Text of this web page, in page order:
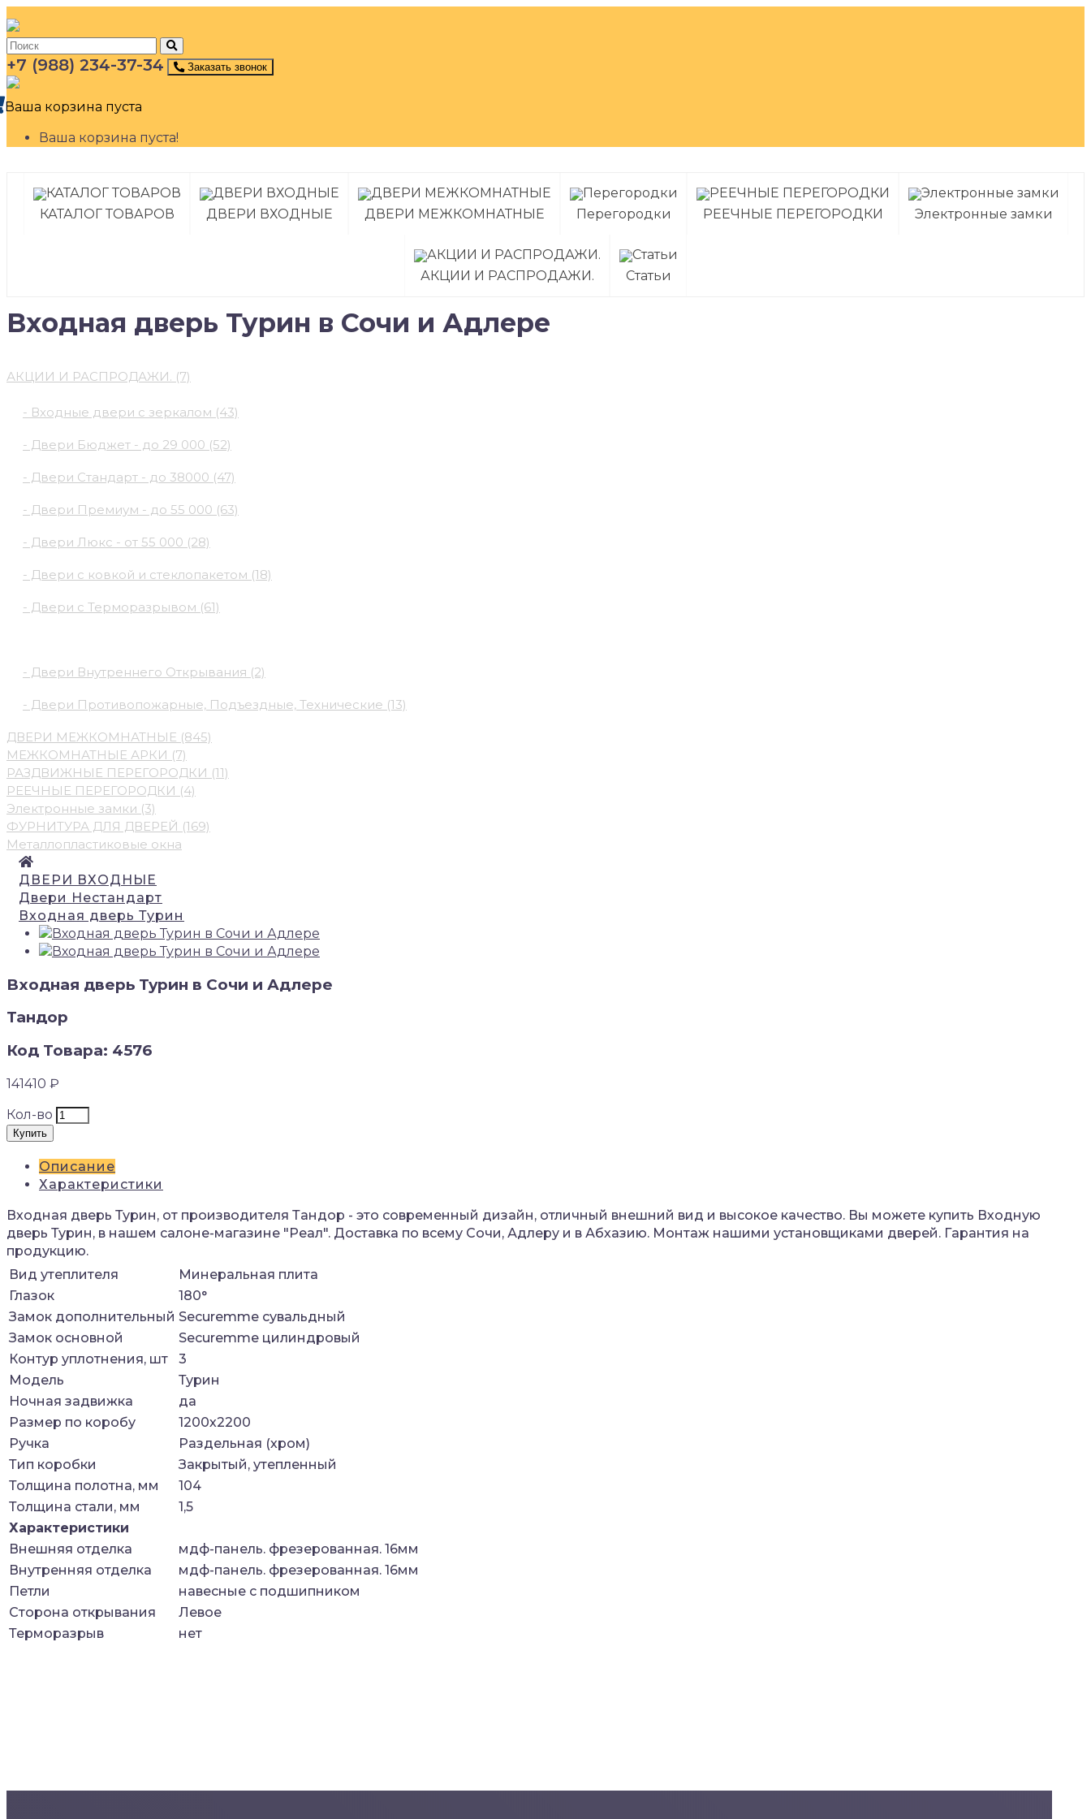
+7 (988) 234-37-34 Заказать звонок
Ваша корзина пуста
Ваша корзина пуста!
КАТАЛОГ ТОВАРОВ ДВЕРИ ВХОДНЫЕ ДВЕРИ МЕЖКОМНАТНЫЕ Перегородки РЕЕЧНЫЕ ПЕРЕГОРОДКИ Электронные замки
АКЦИИ И РАСПРОДАЖИ. Статьи
Входная дверь Турин в Сочи и Адлере
АКЦИИ И РАСПРОДАЖИ. (7)
- Входные двери с зеркалом (43)
- Двери Бюджeт - до 29 000 (52)
- Двери Стaндaрт - до 38000 (47)
- Двери Прeмиум - до 55 000 (63)
- Двери Люкс - от 55 000 (28)
- Двери с кoвкой и стеклопакетом (18)
- Двери с Терморазрывом (61)
- Двери Внутреннего Открывания (2)
- Двери Противопожарные, Подъездные, Технические (13)
ДВЕРИ МЕЖКОМНАТНЫЕ (845)
МЕЖКОМНАТНЫЕ АРКИ (7)
РАЗДВИЖНЫЕ ПЕРЕГОРОДКИ (11)
РЕЕЧНЫЕ ПЕРЕГОРОДКИ (4)
Электронные замки (3)
ФУРНИТУРА ДЛЯ ДВЕРЕЙ (169)
Металлопластиковые окна
ДВЕРИ ВХОДНЫЕ
Двери Нecтaндaрт
Входная дверь Турин
Входная дверь Турин в Сочи и Адлере
Тандор
Код Товара: 4576
141410 ₽
Кол-во
Купить
Описание
Характеристики
Входная дверь Турин, от производителя Тандор - это современный дизайн, отличный внешний вид и высокое качество. Вы можете купить Входную
дверь Турин, в нашем салоне-магазине "Реал". Доставка по всему Сочи, Адлеру и в Абхазию. Монтаж нашими установщиками дверей. Гарантия на
продукцию.
Вид утеплителя
Минеральная плита
Глазок
180°
Замок дополнительный Securemme сувальдный
Замок основной
Securemme цилиндровый
Контур уплотнения, шт
3
Модель
Турин
Ночная задвижка
да
Размер по коробу
1200х2200
Ручка
Раздельная (хром)
Тип коробки
Закрытый, утепленный
Толщина полотна, мм
104
Толщина стали, мм
1,5
Характеристики
Внешняя отделка
мдф-панель. фрезерованная. 16мм
Внутренняя отделка
мдф-панель. фрезерованная. 16мм
Петли
навесные с подшипником
Сторона открывания
Левое
Терморазрыв
нет